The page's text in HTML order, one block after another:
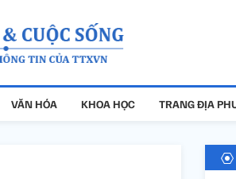
VĂN HÓA KHOA HỌC TRANG ĐỊA